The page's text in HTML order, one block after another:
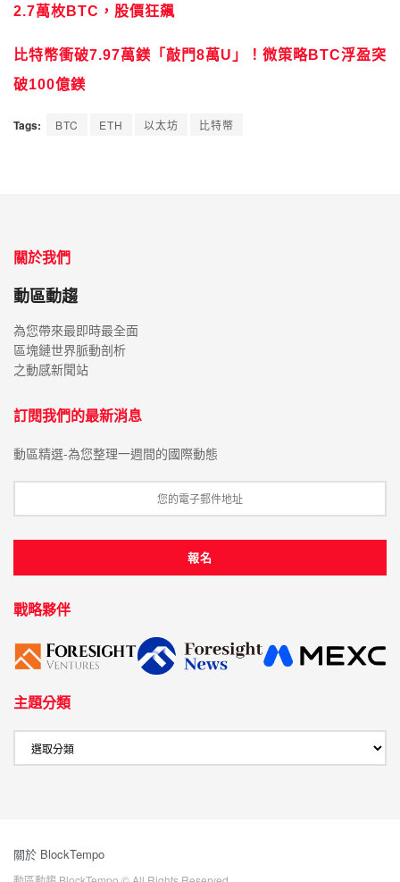
2.7萬枚BTC，股價狂飆
比特幣衝破7.97萬鎂「敲門8萬U」！微策略BTC浮盈突
破100億鎂
Tags: BTC ETH 以太坊 比特幣
關於我們
動區動趨
為您帶來最即時最全面
區塊鏈世界脈動剖析
之動感新聞站
訂閱我們的最新消息
動區精選-為您整理一週間的國際動態
戰略夥伴
主題分類
關於 BlockTempo